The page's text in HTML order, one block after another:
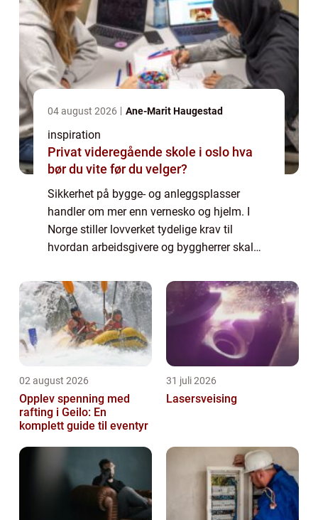
04 august 2026 Ane-Marit Haugestad
inspiration
Privat videregående skole i oslo hva
bør du vite før du velger?
Sikkerhet på bygge- og anleggsplasser
handler om mer enn vernesko og hjelm. I
Norge stiller lovverket tydelige krav til
hvordan arbeidsgivere og byggherrer skal
prosjekter. Her kommer SHA inn som et helt
sentralt...
02 august 2026
Opplev spenning med
rafting i Geilo: En
komplett guide til eventyr
31 juli 2026
Lasersveising